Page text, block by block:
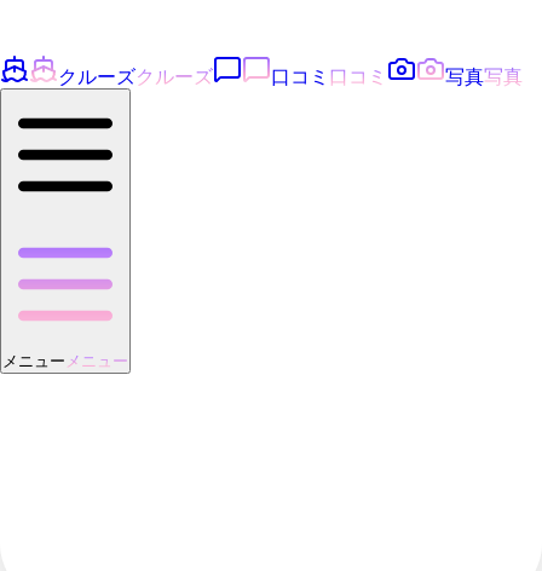
クルーズクルーズ 口コミ 口コミ 写真写真
メニュー メニュー